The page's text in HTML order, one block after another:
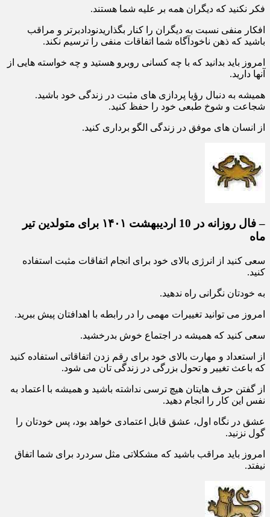
فکر نکنید که دیگران همه بر علیه شما هستند.
افکار منفی نسبت به دیگران را کنار بگذاریدنودادبرتر و مراقب
باشید که ذهن ناخودآگاه شما اتفاقات منفی را ترسیم نکند.
امروز باید بدانید که با چه کسانی روبرو هستید و چه خواسته هایی از
آنها دارید.
همیشه به دنبال رؤیا پردازی های مثبت در زندگی خود باشید.
شجاعت و شوخ طبعی خود را حفظ کنید.
از انسان های موفق در زندگی الگو برداری کنید.
– فال روزانه در 10 اردیبهشت ۱۴۰۱ برای متولدین تیر
ماه
سعی کنید از انرژی بالای خود برای انجام اتفاقات مثبت استفاده
کنید.
به خودتان نگرانی راه ندهید.
امروز می توانید تغییرات مهمی را در رابطه با اهدافتان پیش ببرید.
سعی کنید که همیشه در اجتماع خوش بدرخشید.
از استعداد و مهارت بالای خود برای رقم زدن اتفاقاتی استفاده کنید
که باعث تغییر و تحول بزرگی در زندگی تان می شود.
از گفتن حرف هایتان هیچ ترسی نداشته باشید و همیشه با اعتماد به
نفس این کار را انجام دهید.
عشق در نگاه اول، عشق قابل اعتمادی خواهد بود، پس خودتان را
گول نزنید.
امروز باید مراقب باشید که مشکلاتی مثل سردرد برای شما اتفاق
نیفتد.